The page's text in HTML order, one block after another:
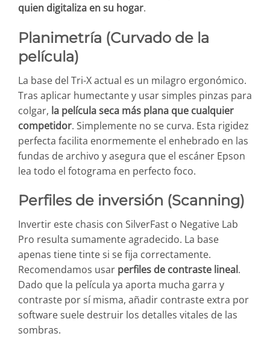
quien digitaliza en su hogar.
Planimetría (Curvado de la
película)
La base del Tri-X actual es un milagro ergonómico.
Tras aplicar humectante y usar simples pinzas para
colgar, la película seca más plana que cualquier
competidor. Simplemente no se curva. Esta rigidez
perfecta facilita enormemente el enhebrado en las
fundas de archivo y asegura que el escáner Epson
lea todo el fotograma en perfecto foco.
Perfiles de inversión (Scanning)
Invertir este chasis con SilverFast o Negative Lab
Pro resulta sumamente agradecido. La base
apenas tiene tinte si se fija correctamente.
Recomendamos usar perfiles de contraste lineal.
Dado que la película ya aporta mucha garra y
contraste por sí misma, añadir contraste extra por
software suele destruir los detalles vitales de las
sombras.